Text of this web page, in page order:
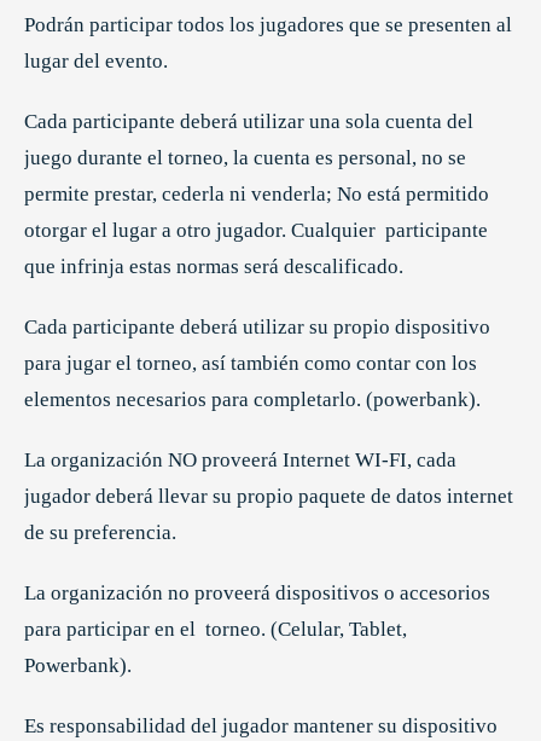
Podrán participar todos los jugadores que se presenten al
lugar del evento.
Cada participante deberá utilizar una sola cuenta del
juego durante el torneo, la cuenta es personal, no se
permite prestar, cederla ni venderla; No está permitido
otorgar el lugar a otro jugador. Cualquier participante
que infrinja estas normas será descalificado.
Cada participante deberá utilizar su propio dispositivo
para jugar el torneo, así también como contar con los
elementos necesarios para completarlo. (powerbank).
La organización NO proveerá Internet WI-FI, cada
jugador deberá llevar su propio paquete de datos internet
de su preferencia.
La organización no proveerá dispositivos o accesorios
para participar en el torneo. (Celular, Tablet,
Powerbank).
Es responsabilidad del jugador mantener su dispositivo